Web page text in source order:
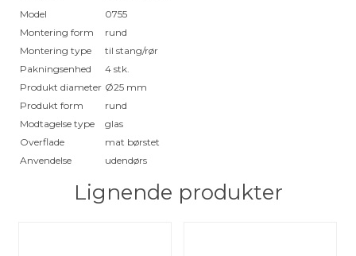
Model
0755
Montering form
rund
Montering type
til stang/rør
Pakningsenhed
4 stk.
Produkt diameter Ø25 mm
Produkt form
rund
Modtagelse type
glas
Overflade
mat børstet
Anvendelse
udendørs
Lignende produkter